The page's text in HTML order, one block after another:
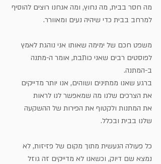
מה חסר בבית, מה נחוץ, ומה אנחנו רוצים להוסיף
למרחב בבית כדי שיהיה נעים ומאוורר.
משפט חכם של ימימה שאותו אני נוהגת לאמץ
לפוסטים רבים שאני כותבת, אומר ה-מתנה
ב-המתנה.
ברגע שאנו ממתינים ושוהים, אנו יותר מדייקים
את הצרכים שלנו מה שמאפשר לנו לראות
את המתנות ולקטוף את הפירות של ההשקעה
שלנו בבית ובכלל.
כל פעולה הנעשית מתוך מקום של פזיזות, לא
נמצא שם דיוק, וכשאנו לא מדייקים זה גוזל